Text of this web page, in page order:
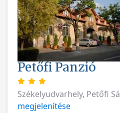
Petőfi Panzió
Székelyudvarhely, Petőfi
megjelenítése